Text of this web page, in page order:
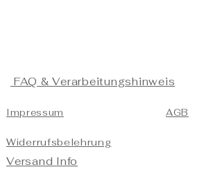
FAQ & Verarbeitungshinweis
Impressum
Widerrufsbelehrung
Versand Info
AGB